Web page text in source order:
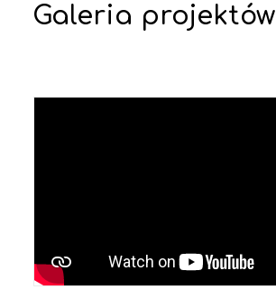
Galeria projektów